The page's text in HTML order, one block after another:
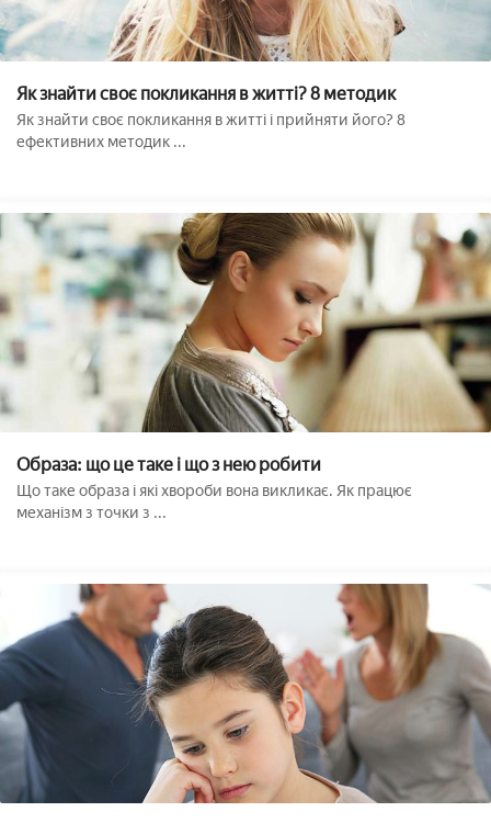
Як знайти своє покликання в житті? 8 методик
Як знайти своє покликання в житті і прийняти його? 8
ефективних методик ...
Образа: що це таке і що з нею робити
Що таке образа і які хвороби вона викликає. Як працює
механізм з точки з ...